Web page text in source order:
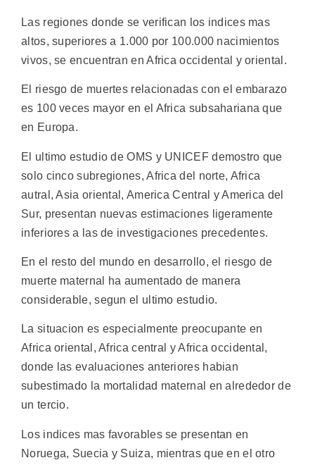
Las regiones donde se verifican los indices mas
altos, superiores a 1.000 por 100.000 nacimientos
vivos, se encuentran en Africa occidental y oriental.
El riesgo de muertes relacionadas con el embarazo
es 100 veces mayor en el Africa subsahariana que
en Europa.
El ultimo estudio de OMS y UNICEF demostro que
solo cinco subregiones, Africa del norte, Africa
autral, Asia oriental, America Central y America del
Sur, presentan nuevas estimaciones ligeramente
inferiores a las de investigaciones precedentes.
En el resto del mundo en desarrollo, el riesgo de
muerte maternal ha aumentado de manera
considerable, segun el ultimo estudio.
La situacion es especialmente preocupante en
Africa oriental, Africa central y Africa occidental,
donde las evaluaciones anteriores habian
subestimado la mortalidad maternal en alrededor de
un tercio.
Los indices mas favorables se presentan en
Noruega, Suecia y Suiza, mientras que en el otro